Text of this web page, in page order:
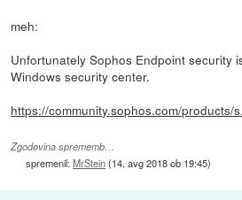
meh:
Unfortunately Sophos Endpoint security
Windows security center.
https://community.sophos.com/products/
Zgodovina sprememb…
spremenil:MrStein(14. avg 2018 ob 19:45)